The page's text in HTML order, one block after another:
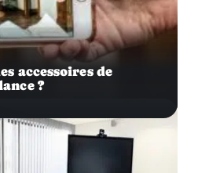
accessoires de
?